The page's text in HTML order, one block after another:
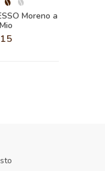
Moreno a